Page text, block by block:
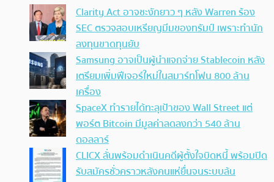
Clarity Act อาจชะงักยาว ๆ หลัง Warren ร้อง
SEC ตรวจสอบเหรียญมีมของทรัมป์ เพราะทำนัก
ลงทุนขาดทุนยับ
Samsung อาจเป็นผู้นำแจกจ่าย Stablecoin หลัง
เตรียมเพิ่มฟีเจอร์ใหม่ในสมาร์ทโฟน 800 ล้าน
เครื่อง
SpaceX ทำรายได้ทะลุเป้าของ Wall Street แต่
พอร์ต Bitcoin มีมูลค่าลดลงกว่า 540 ล้าน
ดอลลาร์
CLICX ลั่นพร้อมดำเนินคดีผู้ตั้งใจบิดหนี้ พร้อมปิด
รับสมัครชั่วคราวหลังคนแห่ยื่นจนระบบล้น